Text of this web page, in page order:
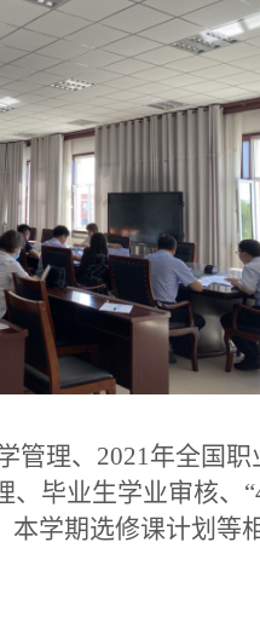
理、2021年全国职
毕业生学业审核、
学期选修课计划等